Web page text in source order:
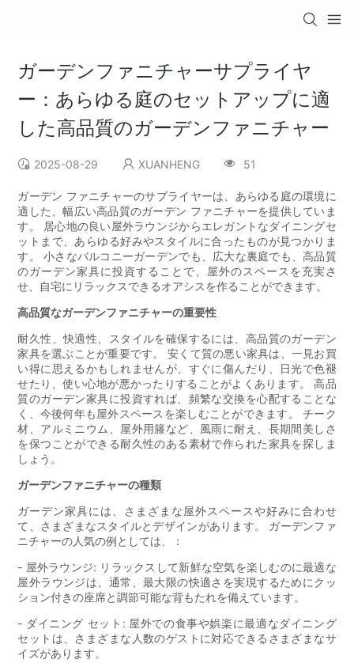
ガーデンファニチャーサプライヤ
ー：あらゆる庭のセットアップに適
した高品質のガーデンファニチャー
2025-08-29 XUANHENG 51
ガーデン ファニチャーのサプライヤーは、あらゆる庭の環境に
適した、幅広い高品質のガーデン ファニチャーを提供していま
す。 居心地の良い屋外ラウンジからエレガントなダイニングセ
ットまで、あらゆる好みやスタイルに合ったものが見つかりま
す。 小さなバルコニーガーデンでも、広大な裏庭でも、高品質
のガーデン家具に投資することで、屋外のスペースを充実さ
せ、自宅にリラックスできるオアシスを作ることができます。
高品質なガーデンファニチャーの重要性
耐久性、快適性、スタイルを確保するには、高品質のガーデン
家具を選ぶことが重要です。 安くて質の悪い家具は、一見お買
い得に思えるかもしれませんが、すぐに傷んだり、日光で色褪
せたり、使い心地が悪かったりすることがよくあります。 高品
質のガーデン家具に投資すれば、頻繁な交換を心配することな
く、今後何年も屋外スペースを楽しむことができます。 チーク
材、アルミニウム、屋外用籐など、風雨に耐え、長期間美しさ
を保つことができる耐久性のある素材で作られた家具を探しま
しょう。
ガーデンファニチャーの種類
ガーデン家具には、さまざまな屋外スペースや好みに合わせ
て、さまざまなスタイルとデザインがあります。 ガーデンファ
ニチャーの人気の例としては、：
- 屋外ラウンジ: リラックスして新鮮な空気を楽しむのに最適な
屋外ラウンジは、通常、最大限の快適さを実現するためにクッ
ション付きの座席と調節可能な背もたれを備えています。
- ダイニング セット: 屋外での食事や娯楽に最適なダイニング
セットは、さまざまな人数のゲストに対応できるさまざまなサ
イズがあります。